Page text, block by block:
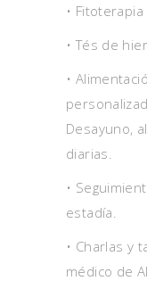
•
• Tés de
•
Desayuno,
diarias.
•
estadía.
• Charlas y
médico de